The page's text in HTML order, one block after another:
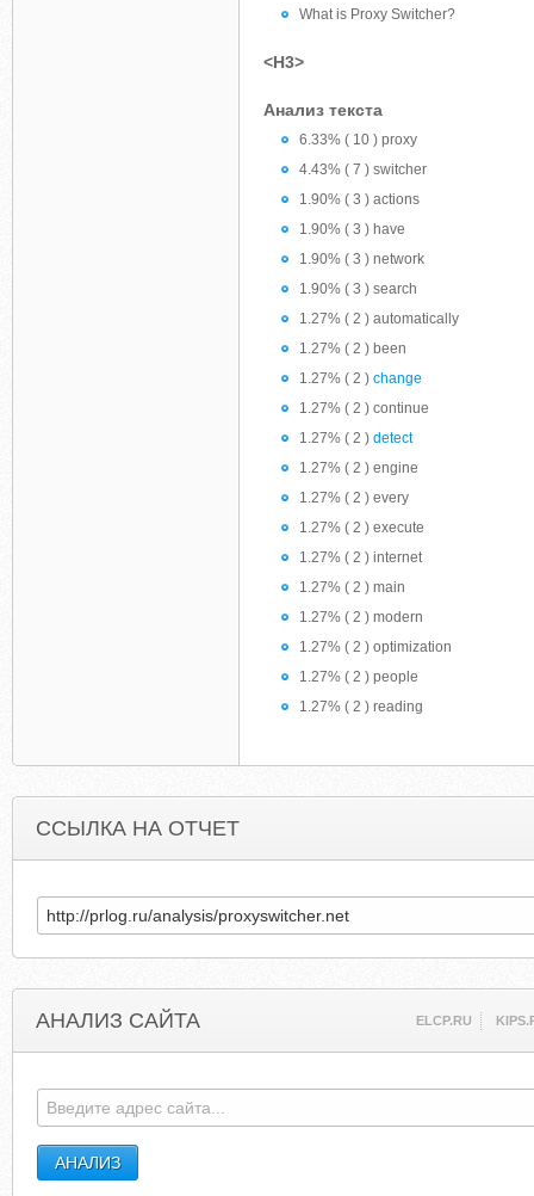
What is Proxy Switcher?
<H3>
Анализ текста
6.33% ( 10 ) proxy
4.43% ( 7 ) switcher
1.90% ( 3 ) actions
1.90% ( 3 ) have
1.90% ( 3 ) network
1.90% ( 3 ) search
1.27% ( 2 ) automatically
1.27% ( 2 ) been
1.27% ( 2 ) change
1.27% ( 2 ) continue
1.27% ( 2 ) detect
1.27% ( 2 ) engine
1.27% ( 2 ) every
1.27% ( 2 ) execute
1.27% ( 2 ) internet
1.27% ( 2 ) main
1.27% ( 2 ) modern
1.27% ( 2 ) optimization
1.27% ( 2 ) people
1.27% ( 2 ) reading
ССЫЛКА НА ОТЧЕТ
АНАЛИЗ САЙТА ELCP.RU